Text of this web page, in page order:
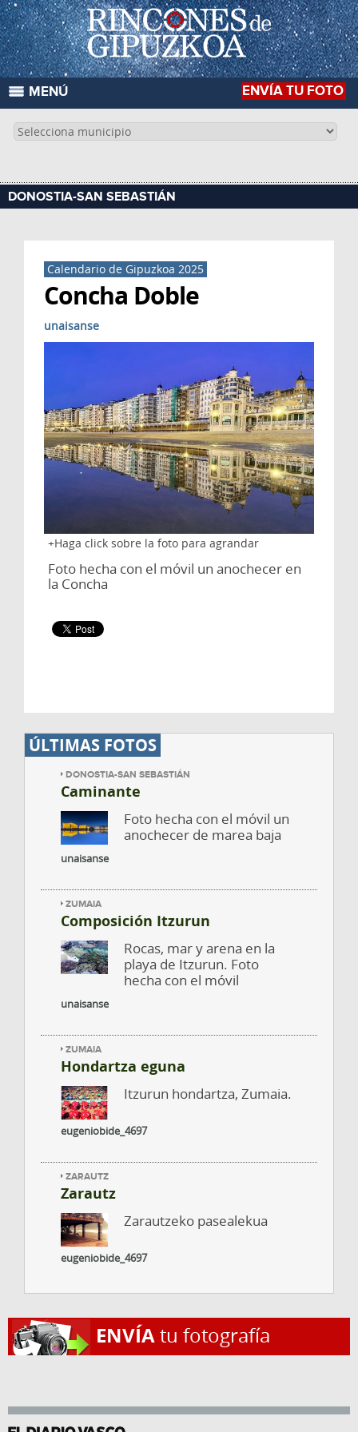
ENVÍA TU FOTO
MENÚ
DONOSTIA-SAN SEBASTIÁN
Calendario de Gipuzkoa 2025
Concha Doble
Haga click sobre la foto para agrandar
unaisanse
Foto hecha con el móvil un anochecer en
la Concha
ÚLTIMAS FOTOS
DONOSTIA-SAN SEBASTIÁN
Caminante
Foto hecha con el móvil un
anochecer de marea baja
unaisanse
ZUMAIA
Composición Itzurun
Rocas, mar y arena en la
playa de Itzurun. Foto
hecha con el móvil
unaisanse
ZUMAIA
Hondartza eguna
Itzurun hondartza, Zumaia.
eugeniobide_4697
ZARAUTZ
Zarautz
Zarautzeko pasealekua
eugeniobide_4697
ENVÍAtu fotografía